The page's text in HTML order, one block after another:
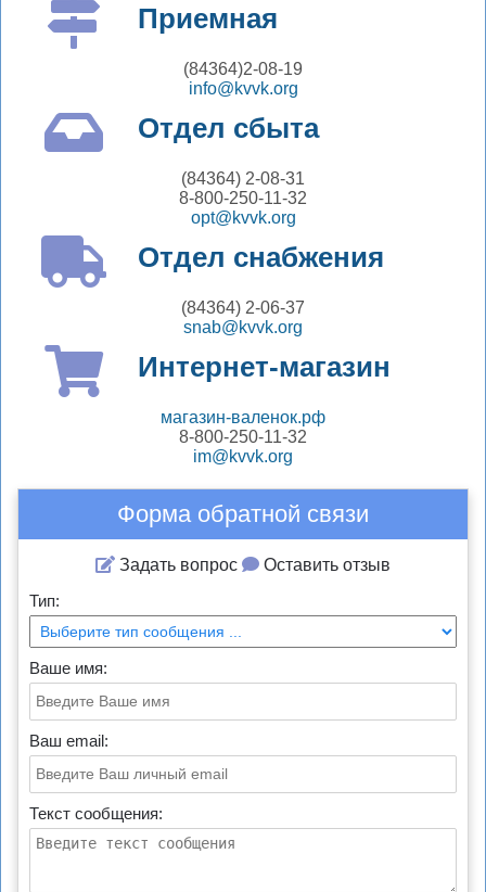
Приемная
(84364)2-08-19
info@kvvk.org
Отдел сбыта
(84364) 2-08-31
8-800-250-11-32
opt@kvvk.org
Отдел снабжения
(84364) 2-06-37
snab@kvvk.org
Интернет-магазин
магазин-валенок.рф
8-800-250-11-32
im@kvvk.org
Форма обратной связи
Задать вопрос
Оставить отзыв
Тип:
Ваше имя:
Ваш email:
Текст сообщения: